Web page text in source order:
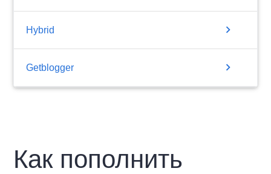
Hybrid chevron_right
Getblogger chevron_right
Как пополнить